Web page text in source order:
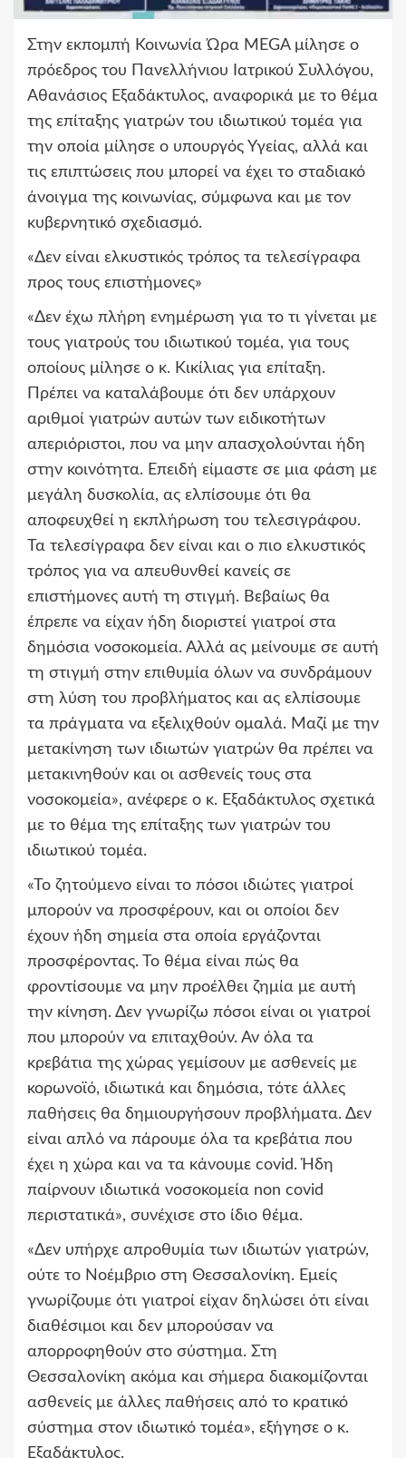
Στην εκπομπή Κοινωνία Ώρα MEGA μίλησε ο
πρόεδρος του Πανελλήνιου Ιατρικού Συλλόγου,
Αθανάσιος Εξαδάκτυλος, αναφορικά με το θέμα
της επίταξης γιατρών του ιδιωτικού τομέα για
την οποία μίλησε ο υπουργός Υγείας, αλλά και
τις επιπτώσεις που μπορεί να έχει το σταδιακό
άνοιγμα της κοινωνίας, σύμφωνα και με τον
κυβερνητικό σχεδιασμό.
«Δεν είναι ελκυστικός τρόπος τα τελεσίγραφα
προς τους επιστήμονες»
«Δεν έχω πλήρη ενημέρωση για το τι γίνεται με
τους γιατρούς του ιδιωτικού τομέα, για τους
οποίους μίλησε ο κ. Κικίλιας για επίταξη.
Πρέπει να καταλάβουμε ότι δεν υπάρχουν
αριθμοί γιατρών αυτών των ειδικοτήτων
απεριόριστοι, που να μην απασχολούνται ήδη
στην κοινότητα. Επειδή είμαστε σε μια φάση με
μεγάλη δυσκολία, ας ελπίσουμε ότι θα
αποφευχθεί η εκπλήρωση του τελεσιγράφου.
Τα τελεσίγραφα δεν είναι και ο πιο ελκυστικός
τρόπος για να απευθυνθεί κανείς σε
επιστήμονες αυτή τη στιγμή. Βεβαίως θα
έπρεπε να είχαν ήδη διοριστεί γιατροί στα
δημόσια νοσοκομεία. Αλλά ας μείνουμε σε αυτή
τη στιγμή στην επιθυμία όλων να συνδράμουν
στη λύση του προβλήματος και ας ελπίσουμε
τα πράγματα να εξελιχθούν ομαλά. Μαζί με την
μετακίνηση των ιδιωτών γιατρών θα πρέπει να
μετακινηθούν και οι ασθενείς τους στα
νοσοκομεία», ανέφερε ο κ. Εξαδάκτυλος σχετικά
με το θέμα της επίταξης των γιατρών του
ιδιωτικού τομέα.
«Το ζητούμενο είναι το πόσοι ιδιώτες γιατροί
μπορούν να προσφέρουν, και οι οποίοι δεν
έχουν ήδη σημεία στα οποία εργάζονται
προσφέροντας. Το θέμα είναι πώς θα
φροντίσουμε να μην προέλθει ζημία με αυτή
την κίνηση. Δεν γνωρίζω πόσοι είναι οι γιατροί
που μπορούν να επιταχθούν. Αν όλα τα
κρεβάτια της χώρας γεμίσουν με ασθενείς με
κορωνοϊό, ιδιωτικά και δημόσια, τότε άλλες
παθήσεις θα δημιουργήσουν προβλήματα. Δεν
είναι απλό να πάρουμε όλα τα κρεβάτια που
έχει η χώρα και να τα κάνουμε covid. Ήδη
παίρνουν ιδιωτικά νοσοκομεία non covid
περιστατικά», συνέχισε στο ίδιο θέμα.
«Δεν υπήρχε απροθυμία των ιδιωτών γιατρών,
ούτε το Νοέμβριο στη Θεσσαλονίκη. Εμείς
γνωρίζουμε ότι γιατροί είχαν δηλώσει ότι είναι
διαθέσιμοι και δεν μπορούσαν να
απορροφηθούν στο σύστημα. Στη
Θεσσαλονίκη ακόμα και σήμερα διακομίζονται
ασθενείς με άλλες παθήσεις από το κρατικό
σύστημα στον ιδιωτικό τομέα», εξήγησε ο κ.
Εξαδάκτυλος.